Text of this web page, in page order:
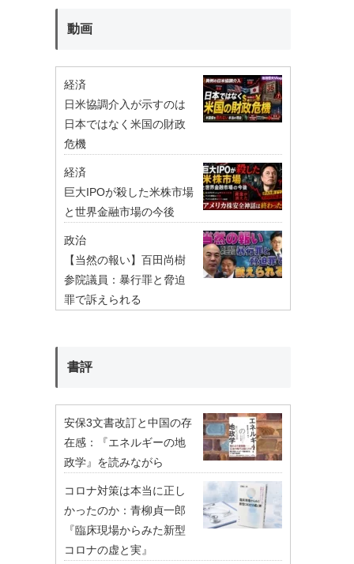
動画
経済
日米協調介入が示すのは
日本ではなく米国の財政
危機
経済
巨大IPOが殺した米株市場
と世界金融市場の今後
政治
【当然の報い】百田尚樹
参院議員：暴行罪と脅迫
罪で訴えられる
書評
安保3文書改訂と中国の存
在感：『エネルギーの地
政学』を読みながら
コロナ対策は本当に正し
かったのか：青柳貞一郎
『臨床現場からみた新型
コロナの虚と実』